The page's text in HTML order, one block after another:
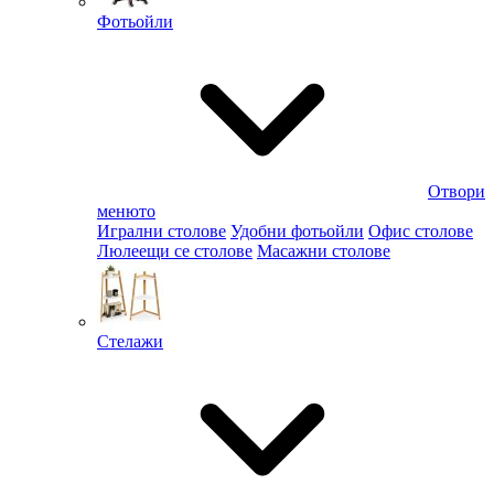
Фотьойли
Отвори
менюто
Игрални столове Удобни фотьойли Офис столове
Люлеещи се столове Масажни столове
Стелажи